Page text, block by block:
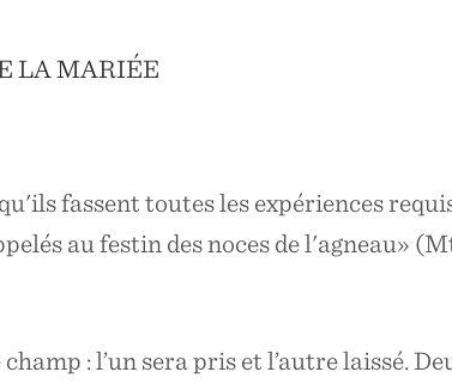
LA MARIÉE
fassent toutes les expériences
au festin des noces de l'agneau»
: l’un sera pris et l’autre laissé.